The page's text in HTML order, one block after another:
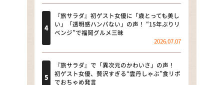
ＬＩＦＥ～夢のカタチ～
新婚さんいらっしゃい！
ザキ山小屋本館
『旅サラダ』初ゲスト女優に「歳とっても美し
い」「透明感ハンパない」の声！ “15年ぶりリ
ベンジ”で福岡グルメ三昧
2026.07.07
『旅サラダ』で「異次元のかわいさ」の声！
初ゲスト女優、贅沢すぎる“雲丹しゃぶ”食リポ
でおちゃめ発言